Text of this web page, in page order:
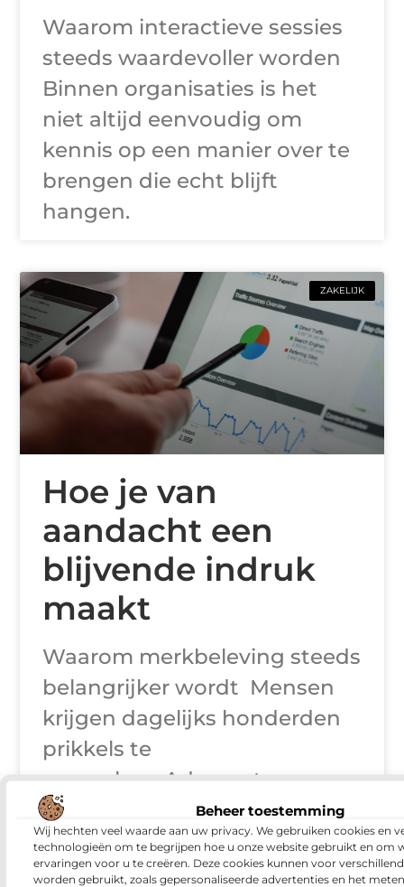
Beheer toestemming
Wij hechten veel waarde aan uw privacy. We gebruiken cookies en
technologieën om te begrijpen hoe u onze website gebruikt en om
ervaringen voor u te creëren. Deze cookies kunnen voor
worden gebruikt, zoals gepersonaliseerde advertenties en het
Waarom interactieve sessies
steeds waardevoller worden
Binnen organisaties is het
niet altijd eenvoudig om
kennis op een manier over te
brengen die echt blijft
hangen.
ZAKELIJK
Hoe je van
aandacht een
blijvende indruk
maakt
Waarom merkbeleving steeds
belangrijker wordt Mensen
krijgen dagelijks honderden
prikkels te
verwerken. Ads, posts,
nieuwsbrieven, billboards—
alles wil iets van je. Daardoor
is het lastiger dan ooit om